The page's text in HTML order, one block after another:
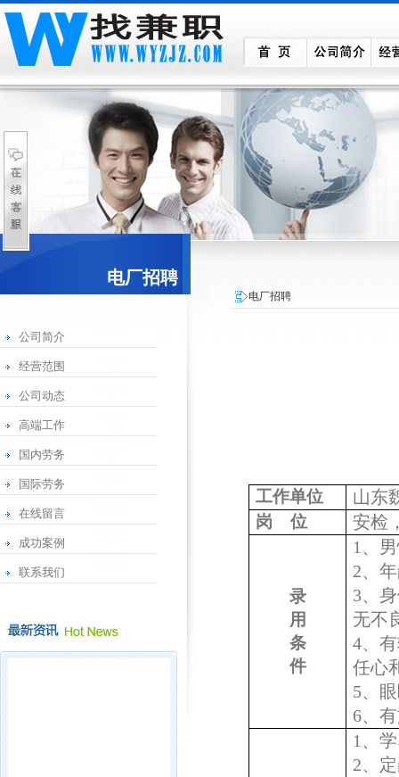
电厂招聘
公司简介
经营范围
公司动态
高端工作
国内劳务
国际劳务
在线留言
成功案例
联系我们
电厂招聘
工作单位 山东
岗 位 安检
录
用
条
件
1、
2、
3、
无不
4、
任心
5、
6、
1、
2、